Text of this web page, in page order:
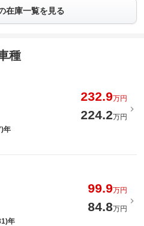
在庫一覧を見る
種
232.9万円
224.2万円
年
99.9万円
84.8万円
年